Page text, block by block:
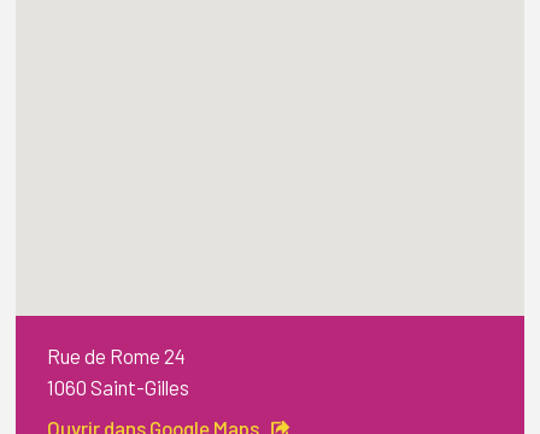
Rue de Rome 24
1060 Saint-Gilles
Ouvrir dans Google Maps